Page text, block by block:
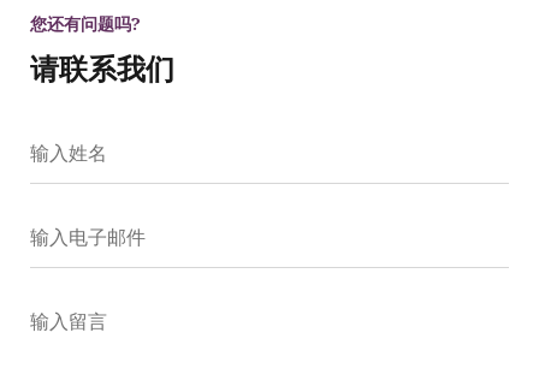
您还有问题吗?
请联系我们
输入姓名
输入电子邮件
输入留言